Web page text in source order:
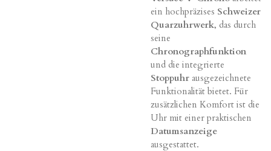
ein hochpräzises Schweizer
Quarzuhrwerk, das durch
seine
Chronographfunktion
und die integrierte
Stoppuhr ausgezeichnete
Funktionalität bietet. Für
zusätzlichen Komfort ist die
Uhr mit einer praktischen
Datumsanzeige
ausgestattet.